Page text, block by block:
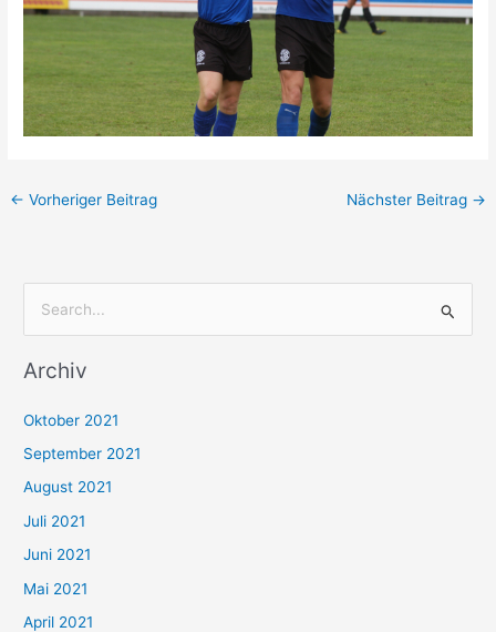
← Vorheriger Beitrag Nächster Beitrag →
c
n
n
a
c
h
:
Archiv
Oktober 2021
September 2021
August 2021
Juli 2021
Juni 2021
Mai 2021
April 2021